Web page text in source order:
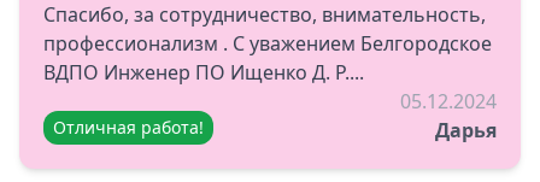
Спасибо, за сотрудничество, внимательность,
профессионализм . С уважением Белгородское
ВДПО Инженер ПО Ищенко Д. Р....
Отличная работа!
05.12.2024
Дарья